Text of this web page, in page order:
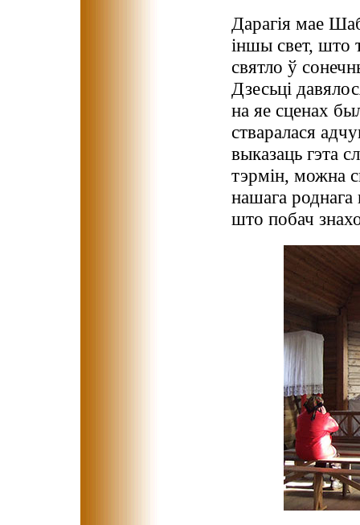
Дарагія мае
іншы свет, што
святло ў
Дзесьці
на яе сценах
стваралася
выказаць гэта
тэрмін, можна
нашага роднага
што побач